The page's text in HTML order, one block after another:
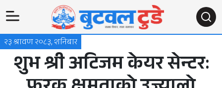
२३ श्रावण २०८३, शनिबार
शुभ श्री अटिजम केयर सेन्टर: